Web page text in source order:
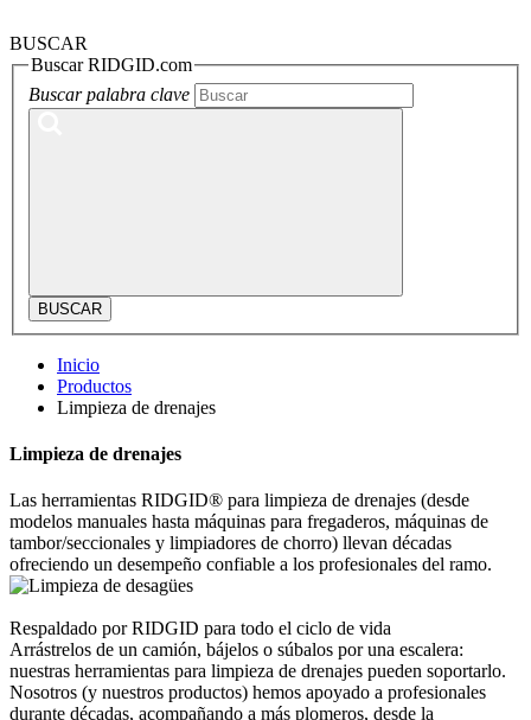
BUSCAR
Buscar RIDGID.com
Buscar palabra clave
BUSCAR
Inicio
Productos
Limpieza de drenajes
Limpieza de drenajes
Las herramientas RIDGID® para limpieza de drenajes (desde
modelos manuales hasta máquinas para fregaderos, máquinas de
tambor/seccionales y limpiadores de chorro) llevan décadas
ofreciendo un desempeño confiable a los profesionales del ramo.
Respaldado por RIDGID para todo el ciclo de vida
Arrástrelos de un camión, bájelos o súbalos por una escalera:
nuestras herramientas para limpieza de drenajes pueden soportarlo.
Nosotros (y nuestros productos) hemos apoyado a profesionales
durante décadas, acompañando a más plomeros, desde la